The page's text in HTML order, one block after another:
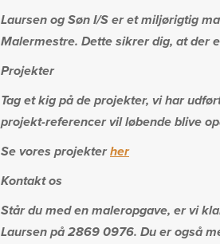
Laursen og Søn I/S er et miljørigtig
Malermestre. Dette sikrer dig, at der
Projekter
Tag et kig på de projekter, vi har
projekt-referencer vil løbende blive
Se vores projekterher
Kontakt os
Står du med en maleropgave, er vi
Laursen på 2869 0976. Du er også